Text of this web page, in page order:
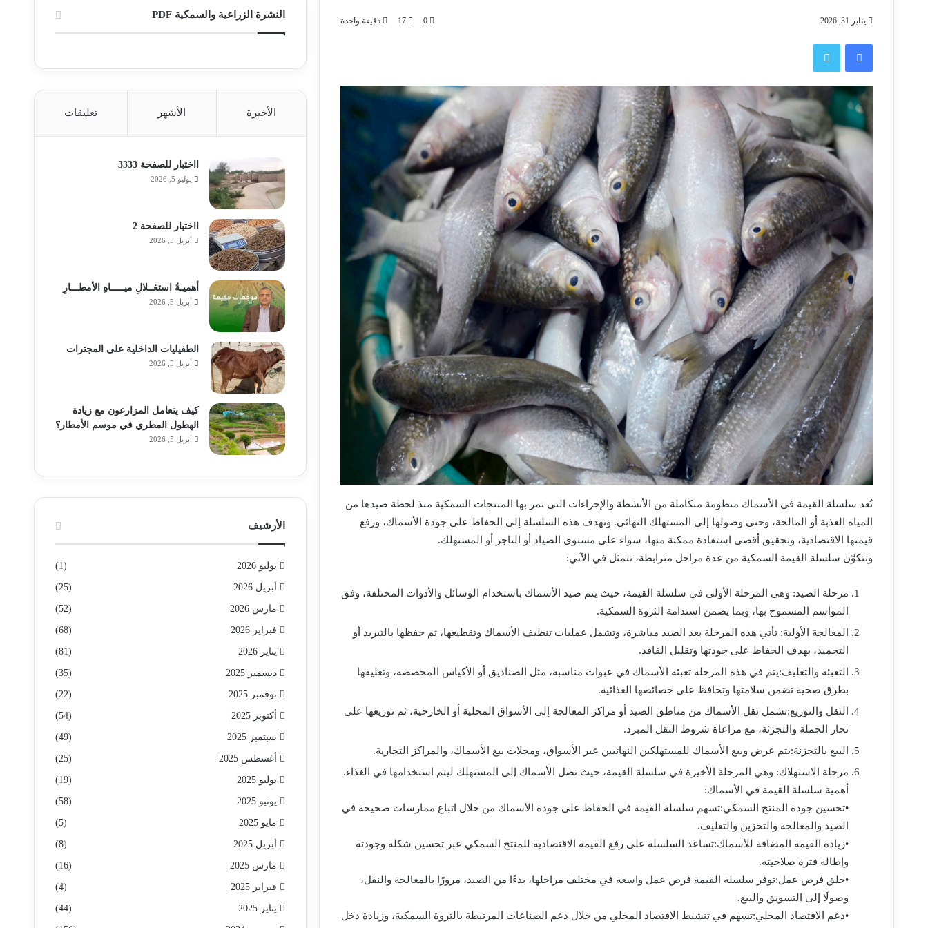
يناير 31, 2026 0
17 دقيقة واحدة
فيسبوك تويتر
تُعد سلسلة القيمة في الأسماك منظومة متكاملة من الأنشطة والإجراءات التي تمر بها المنتجات السمكية منذ لحظة صيدها من
المياه العذبة أو المالحة، وحتى وصولها إلى المستهلك النهائي. وتهدف هذه السلسلة إلى الحفاظ على جودة الأسماك، ورفع
قيمتها الاقتصادية، وتحقيق أقصى استفادة ممكنة منها، سواء على مستوى الصياد أو التاجر أو المستهلك.
وتتكوّن سلسلة القيمة السمكية من عدة مراحل مترابطة، تتمثل في الآتي:
مرحلة الصيد: وهي المرحلة الأولى في سلسلة القيمة، حيث يتم صيد الأسماك باستخدام الوسائل والأدوات المختلفة، وفق
المواسم المسموح بها، وبما يضمن استدامة الثروة السمكية.
المعالجة الأولية: تأتي هذه المرحلة بعد الصيد مباشرة، وتشمل عمليات تنظيف الأسماك وتقطيعها، ثم حفظها بالتبريد أو
التجميد، بهدف الحفاظ على جودتها وتقليل الفاقد.
التعبئة والتغليف:يتم في هذه المرحلة تعبئة الأسماك في عبوات مناسبة، مثل الصناديق أو الأكياس المخصصة، وتغليفها
بطرق صحية تضمن سلامتها وتحافظ على خصائصها الغذائية.
النقل والتوزيع:تشمل نقل الأسماك من مناطق الصيد أو مراكز المعالجة إلى الأسواق المحلية أو الخارجية، ثم توزيعها على
تجار الجملة والتجزئة، مع مراعاة شروط النقل المبرد.
البيع بالتجزئة:يتم عرض وبيع الأسماك للمستهلكين النهائيين عبر الأسواق، ومحلات بيع الأسماك، والمراكز التجارية.
مرحلة الاستهلاك: وهي المرحلة الأخيرة في سلسلة القيمة، حيث تصل الأسماك إلى المستهلك ليتم استخدامها في الغذاء.
أهمية سلسلة القيمة في الأسماك:
•تحسين جودة المنتج السمكي:تسهم سلسلة القيمة في الحفاظ على جودة الأسماك من خلال اتباع ممارسات صحيحة في
الصيد والمعالجة والتخزين والتغليف.
•زيادة القيمة المضافة للأسماك:تساعد السلسلة على رفع القيمة الاقتصادية للمنتج السمكي عبر تحسين شكله وجودته
وإطالة فترة صلاحيته.
•خلق فرص عمل:توفر سلسلة القيمة فرص عمل واسعة في مختلف مراحلها، بدءًا من الصيد، مرورًا بالمعالجة والنقل،
وصولًا إلى التسويق والبيع.
•دعم الاقتصاد المحلي:تسهم في تنشيط الاقتصاد المحلي من خلال دعم الصناعات المرتبطة بالثروة السمكية، وزيادة دخل
النشرة الزراعية والسمكية PDF
الأخيرة الأشهر تعليقات
ااختبار للصفحة 3333
يوليو 5, 2026
ااختبار للصفحة 2
أبريل 5, 2026
أهميـةُ استغــلالِ ميـــــاهِ الأمطـــارِ
أبريل 5, 2026
الطفيليات الداخلية على المجترات
أبريل 5, 2026
كيف يتعامل المزارعون مع زيادة
الهطول المطري في موسم الأمطار؟
أبريل 5, 2026
الأرشيف
يوليو 2026 (1)
أبريل 2026 (25)
مارس 2026 (52)
فبراير 2026 (68)
يناير 2026 (81)
ديسمبر 2025 (35)
نوفمبر 2025 (22)
أكتوبر 2025 (54)
سبتمبر 2025 (49)
أغسطس 2025 (25)
يوليو 2025 (19)
يونيو 2025 (58)
مايو 2025 (5)
أبريل 2025 (8)
مارس 2025 (16)
فبراير 2025 (4)
يناير 2025 (44)